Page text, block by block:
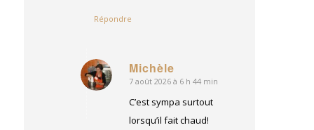
Répondre
Michèle
dit
7 août 2026 à 6 h 44 min
C’est sympa surtout
lorsqu’il fait chaud!